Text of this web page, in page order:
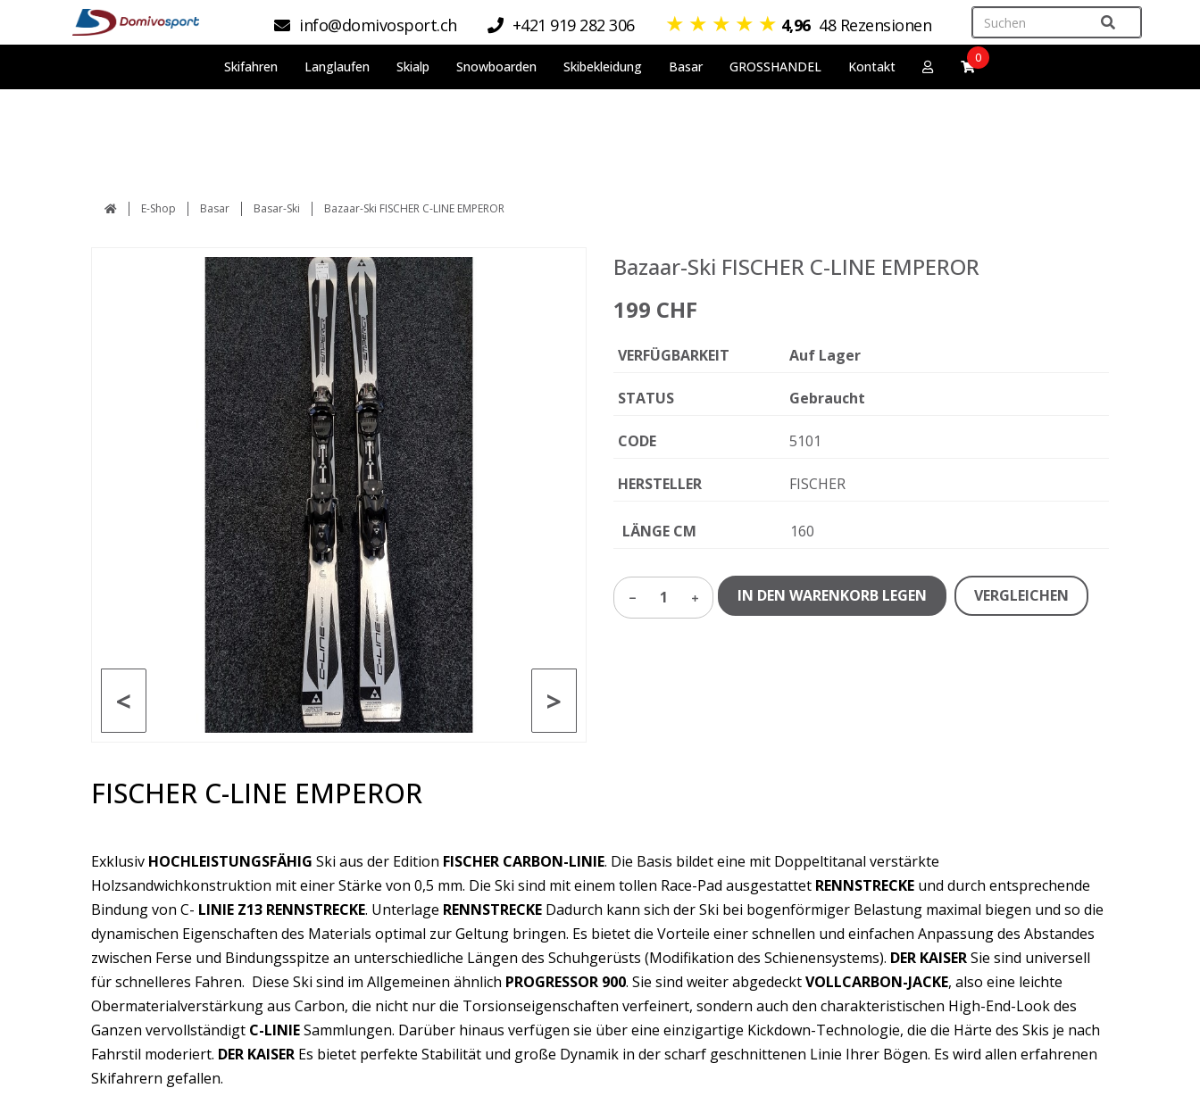
info@domivosport.ch +421 919 282 306 ★ ★ ★ ★ ★ 4,96 48 Rezensionen
Skifahren Langlaufen Skialp Snowboarden Skibekleidung Basar GROSSHANDEL Kontakt
0
E-Shop Basar Basar-Ski Bazaar-Ski FISCHER C-LINE EMPEROR
>
<
Bazaar-Ski FISCHER C-LINE EMPEROR
199 CHF
VERFÜGBARKEIT Auf Lager
STATUS Gebraucht
CODE 5101
HERSTELLER FISCHER
LÄNGE CM 160
1 IN DEN WARENKORB LEGEN VERGLEICHEN
FISCHER C-LINE EMPEROR
Exklusiv HOCHLEISTUNGSFÄHIG Ski aus der Edition FISCHER CARBON-LINIE. Die Basis bildet eine mit Doppeltitanal verstärkte
Holzsandwichkonstruktion mit einer Stärke von 0,5 mm. Die Ski sind mit einem tollen Race-Pad ausgestattet RENNSTRECKE und durch entsprechende
Bindung von C- LINIE Z13 RENNSTRECKE. Unterlage RENNSTRECKE Dadurch kann sich der Ski bei bogenförmiger Belastung maximal biegen und so die
dynamischen Eigenschaften des Materials optimal zur Geltung bringen. Es bietet die Vorteile einer schnellen und einfachen Anpassung des Abstandes
zwischen Ferse und Bindungsspitze an unterschiedliche Längen des Schuhgerüsts (Modifikation des Schienensystems). DER KAISERSie sind universell
für schnelleres Fahren. Diese Ski sind im Allgemeinen ähnlich PROGRESSOR 900. Sie sind weiter abgedecktVOLLCARBON-JACKE, also eine leichte
Obermaterialverstärkung aus Carbon, die nicht nur die Torsionseigenschaften verfeinert, sondern auch den charakteristischen High-End-Look des
Ganzen vervollständigt C-LINIESammlungen. Darüber hinaus verfügen sie über eine einzigartige Kickdown-Technologie, die die Härte des Skis je nach
Fahrstil moderiert. DER KAISER Es bietet perfekte Stabilität und große Dynamik in der scharf geschnittenen Linie Ihrer Bögen. Es wird allen erfahrenen
Skifahrern gefallen.